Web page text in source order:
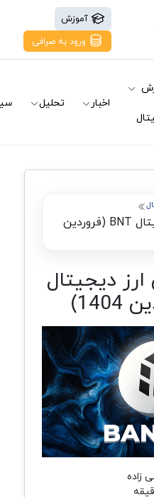
آموزش
ورود به صرافی
اخبار تحلیل
سیگنال رایگان ارز دیجیتال BNT (فروردین
دیجیتال
زاده